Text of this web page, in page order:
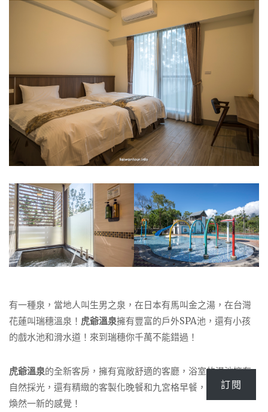
有一種泉，當地人叫生男之泉，在日本有馬叫金之湯，在台灣
花蓮叫瑞穗溫泉！ 虎爺溫泉擁有豐富的戶外SPA池，還有小孩
的戲水池和滑水道！來到瑞穗你千萬不能錯過！
虎爺溫泉的全新客房，擁有寬敞舒適的客廳，浴室的湯池擁有
自然採光，還有精緻的客製化晚餐和九宮格早餐，絕對讓你有
煥然一新的感覺！
訂閱